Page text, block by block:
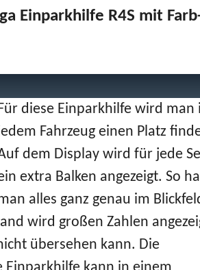
Einparkhilfe R4S mit
diese Einparkhilfe wird man
Fahrzeug einen Platz
dem Display wird für jede
extra Balken angezeigt. So
alles ganz genau im
wird großen Zahlen
übersehen kann. Die